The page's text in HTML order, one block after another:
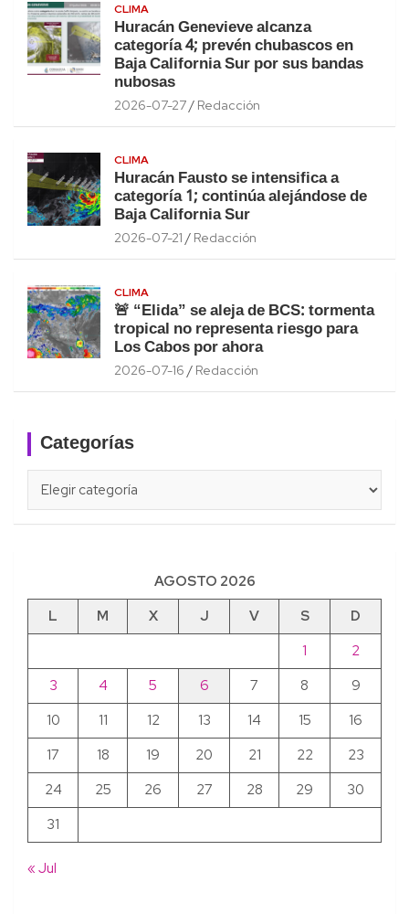
CLIMA
Huracán Genevieve alcanza
categoría 4; prevén chubascos en
Baja California Sur por sus bandas
nubosas
2026-07-27 Redacción
CLIMA
Huracán Fausto se intensifica a
categoría 1; continúa alejándose de
Baja California Sur
2026-07-21 Redacción
CLIMA
🚨 “Elida” se aleja de BCS: tormenta
tropical no representa riesgo para
Los Cabos por ahora
2026-07-16 Redacción
Categorías
AGOSTO 2026
L
M X J V S
D
1
2
3
4 5 6 7 8
9
10
11 12 13 14 15
16
17
18 19 20 21 22
23
24
25 26 27 28 29
30
31
« Jul